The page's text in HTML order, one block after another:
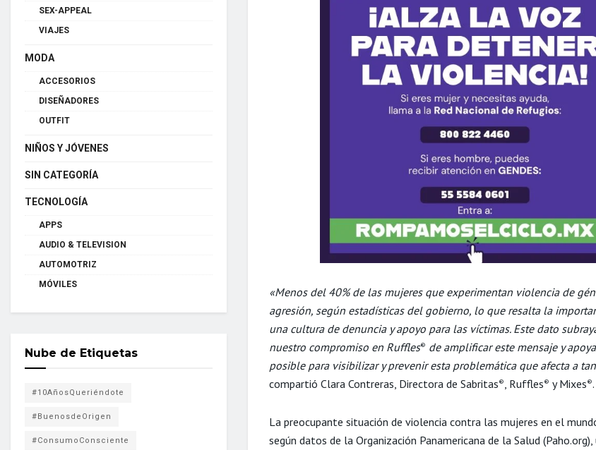
«Menos del 40% de las mujeres que experimentan violencia de
agresión, según estadísticas del gobierno, lo que resalta la
una cultura de denuncia y apoyo para las víctimas. Este dato
nuestro compromiso en Ruffles® de amplificar este mensaje y
posible para visibilizar y prevenir esta problemática que afecta a
compartió Clara Contreras, Directora de Sabritas® , Ruffles® y Mixes®.
La preocupante situación de violencia contra las mujeres en el
según datos de la Organización Panamericana de la Salud
SEX-APPEAL
VIAJES
MODA
ACCESORIOS
DISEÑADORES
OUTFIT
NIÑOS Y JÓVENES
SIN CATEGORÍA
TECNOLOGÍA
APPS
AUDIO & TELEVISION
AUTOMOTRIZ
MÓVILES
Nube de Etiquetas
#10AñosQueriéndote
#BuenosdeOrigen
#ConsumoConsciente